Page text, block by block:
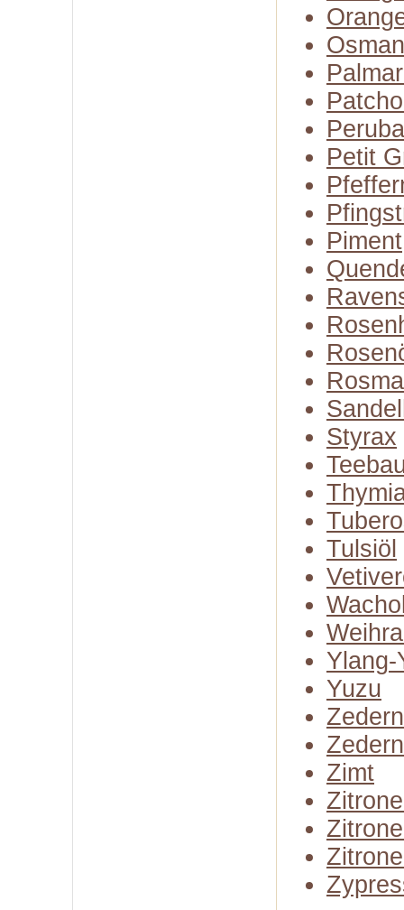
Petit
Piment
Styrax
Tulsiöl
Ylang-
Yuzu
Zimt